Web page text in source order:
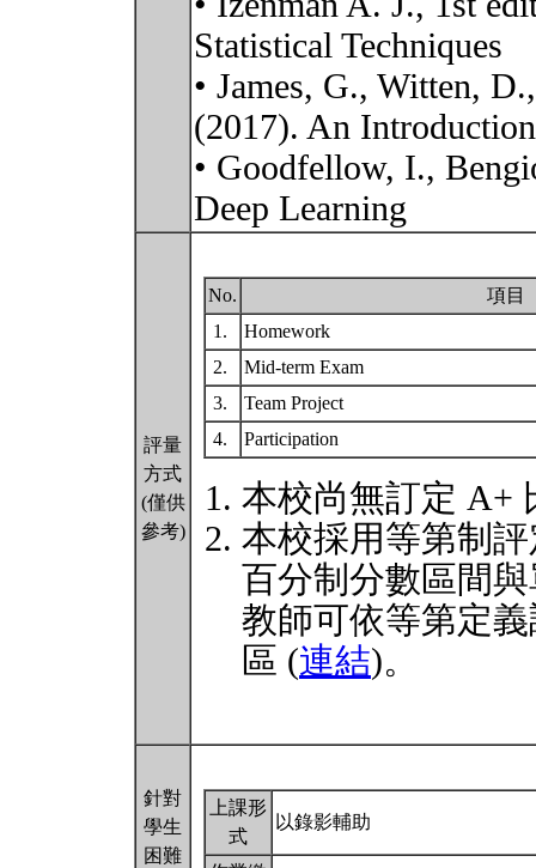
Statistical Techniques
• James, G., Witten,
(2017). An
• Goodfellow, I.,
Deep Learning
評量
方式
(僅供
參考)
No.
項目
1.
Homework
2.
Mid-term Exam
3.
Team Project
4.
Participation
本校尚無訂定 A+
本校採用等第制
百分制分數區間
教師可依等第定
區 (連結)。
針對
學生
困難
上課形
式
以錄影輔助